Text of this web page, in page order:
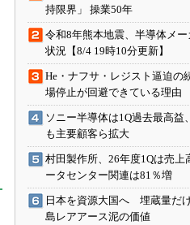
持限界」 操業50年
令和8年熊本地震、半導体メ
状況【8/4 19時10分更新】
He・ナフサ・レジスト逼迫
場停止が回避できている理由
ソニー半導体は1Q過去最高益
も主要顧客ら拡大
村田製作所、26年度1Qは売
ータセンター関連は81％増
日本を資源大国へ 埋蔵量だ
島レアアース泥の価値